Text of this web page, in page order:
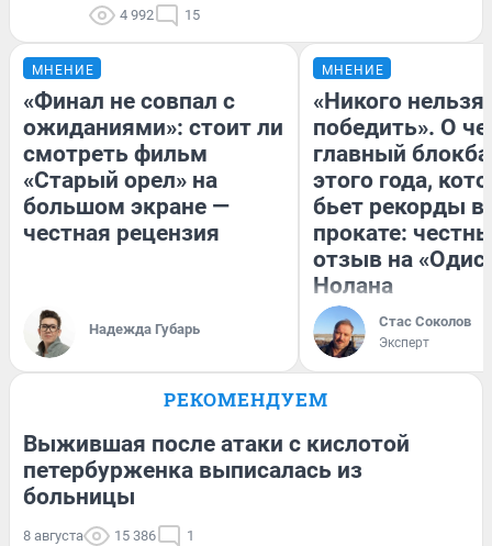
4 992 15
МНЕНИЕ
«Финал не совпал с
ожиданиями»: стоит ли
смотреть фильм
«Старый орел» на
большом экране —
честная рецензия
Надежда Губарь
МНЕНИЕ
«Никого нельзя
победить». О
главный
этого года,
бьет рекорды в
прокате:
отзыв на
Нолана
Стас Соколов
Эксперт
РЕКОМЕНДУЕМ
Выжившая после атаки с кислотой
петербурженка выписалась из
больницы
8 августа 15 386 1